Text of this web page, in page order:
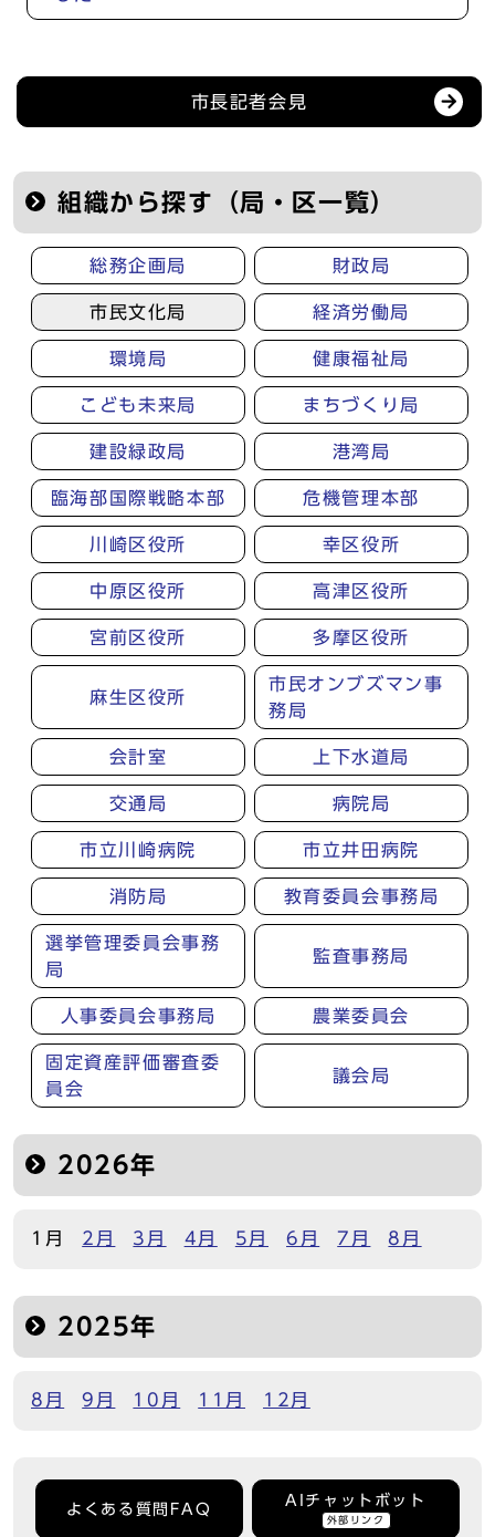
記者会見等の情報
市長記者会見
組織から探す（局・区一覧）
総務企画局 財政局
市民文化局 経済労働局
環境局 健康福祉局
こども未来局 まちづくり局
建設緑政局 港湾局
臨海部国際戦略本部 危機管理本部
川崎区役所 幸区役所
中原区役所 高津区役所
宮前区役所 多摩区役所
麻生区役所
市民オンブズマン事
務局
会計室 上下水道局
交通局 病院局
市立川崎病院 市立井田病院
消防局 教育委員会事務局
選挙管理委員会事務
局
監査事務局
人事委員会事務局 農業委員会
固定資産評価審査委
員会
議会局
2026年
1月 2月 3月 4月 5月 6月 7月 8月
2025年
8月 9月 10月 11月 12月
よくある質問FAQ
AIチャットボット
外部リンク